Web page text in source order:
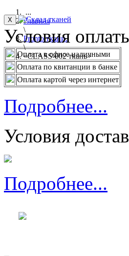
...
Главная
\
Pronto ткани.
\
«CLASS-002 ткань»
X
Условия
Оплата в офисе наличными
Оплата по квитанции в банке
Оплата картой через интернет
Подробнее...
Условия
Подробнее...